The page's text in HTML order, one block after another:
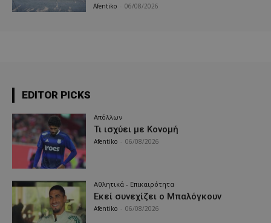
Afentiko 06/08/2026
EDITOR PICKS
Απόλλων
Τι ισχύει με Κονομή
Afentiko 06/08/2026
Αθλητικά - Επικαιρότητα
Εκεί συνεχίζει ο Μπαλόγκουν
Afentiko 06/08/2026